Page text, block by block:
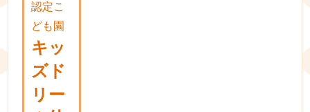
認定こ
ども園
キッ
ズド
リー